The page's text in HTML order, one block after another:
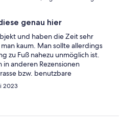
genau hier
und haben die Zeit sehr
kaum. Man sollte allerdings
zu Fuß nahezu unmöglich ist.
in anderen Rezensionen
bzw. benutzbare
unbequemen Betten (aus
2023